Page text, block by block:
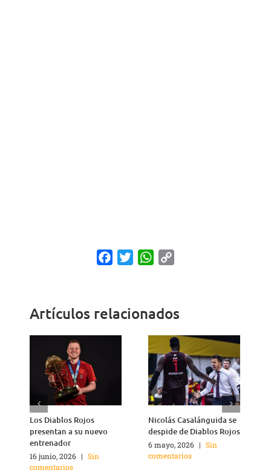
FacebookTwitterWhatsApp
Artículos relacionados
Los Diablos Rojos
presentan a su nuevo
entrenador
16 junio, 2026 | Sin
comentarios
Nicolás Casalánguida se
despide de Diablos Rojos
6 mayo, 2026 | Sin
comentarios